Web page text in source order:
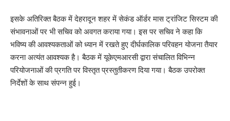
इसके अतिरिक्त बैठक में देहरादून शहर में सेकंड ऑर्डर मास ट्रांजिट सिस्टम की
संभावनाओं पर भी सचिव को अवगत कराया गया। इस पर सचिव ने कहा कि
भविष्य की आवश्यकताओं को ध्यान में रखते हुए दीर्घकालिक परिवहन योजना तैयार
करना अत्यंत आवश्यक है। बैठक में यूकेएमआरसी द्वारा संचालित विभिन्न
परियोजनाओं की प्रगति पर विस्तृत प्रस्तुतीकरण दिया गया। बैठक उपरोक्त
निर्देशों के साथ संपन्न हुई।